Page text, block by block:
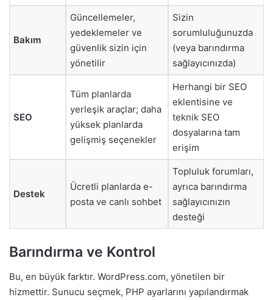
Bakım
Güncellemeler,
yedeklemeler ve
güvenlik sizin için
yönetilir
Sizin
sorumluluğunuzda
(veya barındırma
sağlayıcınızda)
SEO
Tüm planlarda
yerleşik araçlar; daha
yüksek planlarda
gelişmiş seçenekler
Herhangi bir SEO
eklentisine ve
teknik SEO
dosyalarına tam
erişim
Destek
Ücretli planlarda e-
posta ve canlı sohbet
Topluluk forumları,
ayrıca barındırma
sağlayıcınızın
desteği
Barındırma ve Kontrol
Bu, en büyük farktır. WordPress.com, yönetilen bir
hizmettir. Sunucu seçmek, PHP ayarlarını yapılandırmak